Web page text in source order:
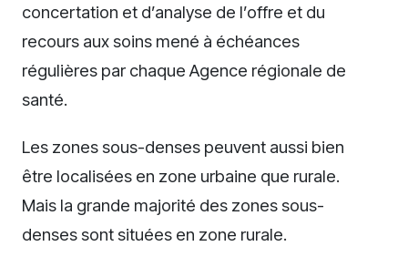
concertation et d’analyse de l’offre et du
recours aux soins mené à échéances
régulières par chaque Agence régionale de
santé.
Les zones sous-denses peuvent aussi bien
être localisées en zone urbaine que rurale.
Mais la grande majorité des zones sous-
denses sont situées en zone rurale.